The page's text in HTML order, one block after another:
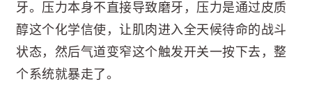
牙。压力本身不直接导致磨牙，压力是通过皮质
醇这个化学信使，让肌肉进入全天候待命的战斗
状态，然后气道变窄这个触发开关一按下去，整
个系统就暴走了。